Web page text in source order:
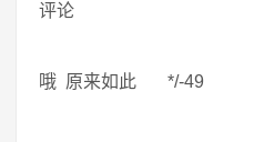
评论
哦 原来如此 */-49